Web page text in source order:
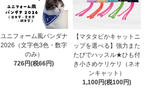
ユニフォーム風バンダナ
2026（文字色3色・数字
のみ）
726円(税66円)
【マタタビかキャットニ
ップを選べる】強力また
たびでハッスル★ひも付
き小さめケリケリ（ネオ
ンキャット）
1,100円(税100円)